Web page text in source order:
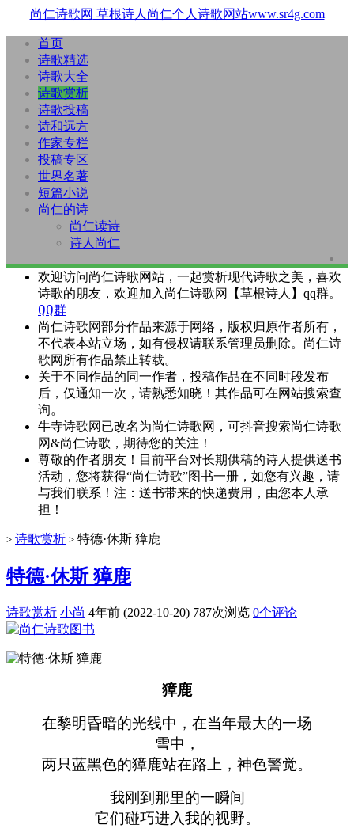
尚仁诗歌网 草根诗人尚仁个人诗歌网站www.sr4g.com
首页
诗歌精选
诗歌大全
诗歌赏析
诗歌投稿
诗和远方
作家专栏
投稿专区
世界名著
短篇小说
尚仁的诗
尚仁读诗
诗人尚仁
欢迎访问尚仁诗歌网站，一起赏析现代诗歌之美，喜欢
诗歌的朋友，欢迎加入尚仁诗歌网【草根诗人】qq群。
QQ群
尚仁诗歌网部分作品来源于网络，版权归原作者所有，
不代表本站立场，如有侵权请联系管理员删除。尚仁诗
歌网所有作品禁止转载。
关于不同作品的同一作者，投稿作品在不同时段发布
后，仅通知一次，请熟悉知晓！其作品可在网站搜索查
询。
牛寺诗歌网已改名为尚仁诗歌网，可抖音搜索尚仁诗歌
网&尚仁诗歌，期待您的关注！
尊敬的作者朋友！目前平台对长期供稿的诗人提供送书
活动，您将获得“尚仁诗歌”图书一册，如您有兴趣，请
与我们联系！注：送书带来的快递费用，由您本人承
担！
> 诗歌赏析 > 特德·休斯 獐鹿
特德·休斯 獐鹿
诗歌赏析 小尚 4年前 (2022-10-20) 787次浏览 0个评论
獐鹿
在黎明昏暗的光线中，在当年最大的一场
雪中，
两只蓝黑色的獐鹿站在路上，神色警觉。
我刚到那里的一瞬间
它们碰巧进入我的视野。